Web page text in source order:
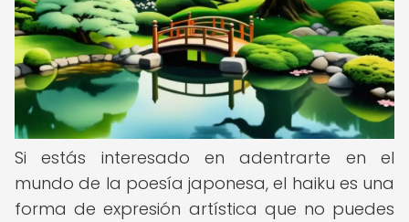
Si estás interesado en adentrarte en el
mundo de la poesía japonesa, el haiku es una
forma de expresión artística que no puedes